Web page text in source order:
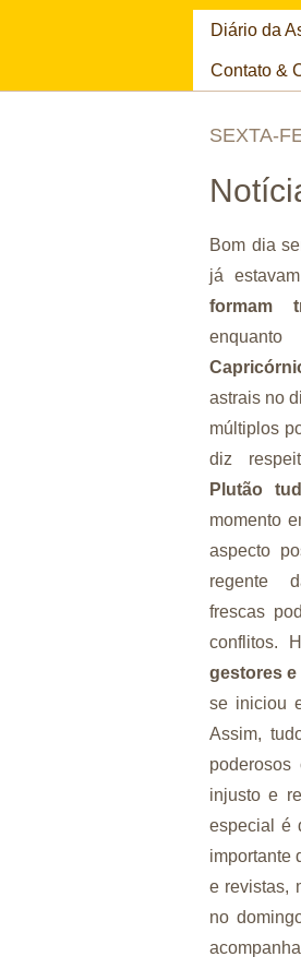
Diário da
Contato &
SEXTA-
Bom dia
já
formam
astrais no
múltiplos
diz
Plutão
momento
aspecto
regente
frescas
conflitos.
gestores
se iniciou
Assim,
injusto e
especial é
importante
e revistas,
no